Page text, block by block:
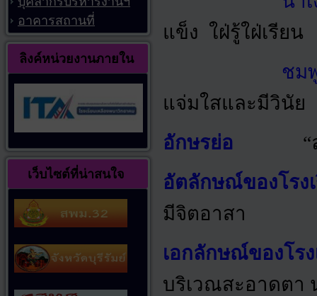
อาคารสถานที่
ลิงค์หน่วยงานภายใน
เว็บไซต์ที่น่าสนใจ
แข็ง ใฝ่รู้ใฝ่เรียน
ชม
แจ่มใสและมีวินัย
อักษรย่อ
“
อัตลักษณ์ของโรง
มีจิตอาสา
เอกลักษณ์ของโรง
บริเวณสะอาดตา